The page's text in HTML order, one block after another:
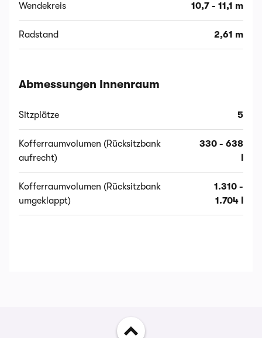
Wendekreis 10,7 - 11,1 m
Radstand 2,61 m
Abmessungen Innenraum
Sitzplätze 5
Kofferraumvolumen (Rücksitzbank
aufrecht)
330 - 638
Kofferraumvolumen (Rücksitzbank
umgeklappt)
1.310 -
1.704 l